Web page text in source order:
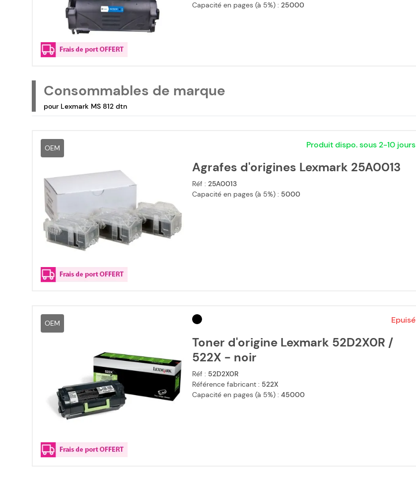
Capacité en pages (à 5%) : 25000
Consommables de marque
pour Lexmark MS 812 dtn
OEM Produit dispo. sous 2-10 jours
Agrafes d'origines Lexmark 25A0013
Réf : 25A0013
Capacité en pages (à 5%) : 5000
OEM Epuisé
Toner d'origine Lexmark 52D2X0R /
522X - noir
Réf : 52D2X0R
Référence fabricant : 522X
Capacité en pages (à 5%) : 45000